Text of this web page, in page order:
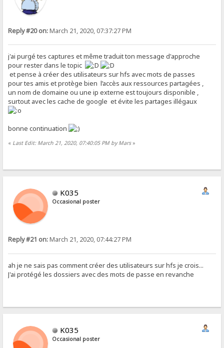
Reply #20 on:March 21, 2020, 07:37:27 PM
j'ai purgé tes captures et même traduit ton message d'approche
pour rester dans le topic
et pense à créer des utilisateurs sur hfs avec mots de passes
pour tes amis et protège bien l’accès aux ressources partagées ,
un nom de domaine ou une ip externe est toujours disponible ,
surtout avec les cache de google et évite les partages illégaux
bonne continuation
« Last Edit: March 21, 2020, 07:40:05 PM by Mars»
K035
Occasional poster
Reply #21 on:March 21, 2020, 07:44:27 PM
ah je ne sais pas comment créer des utilisateurs sur hfs je crois...
J'ai protégé les dossiers avec des mots de passe en revanche
K035
Occasional poster